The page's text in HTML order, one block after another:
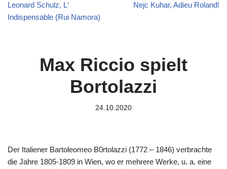
Leonard Schulz, L‘
Indispensable (Rui Namora)
Nejc Kuhar, Adieu Roland!
Max Riccio spielt
Bortolazzi
24.10.2020
Der Italiener Bartoleomeo B0rtolazzi (1772 – 1846) verbrachte
die Jahre 1805-1809 in Wien, wo er mehrere Werke, u. a. eine